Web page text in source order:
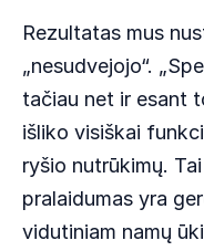
Rezultatas mus
„nesudvejojo“.
tačiau net ir esant
išliko visiškai
ryšio nutrūkimų.
pralaidumas yra
vidutiniam namų